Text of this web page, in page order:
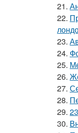
21.
22.
23.
24.
25.
26.
27.
28.
29.
30.